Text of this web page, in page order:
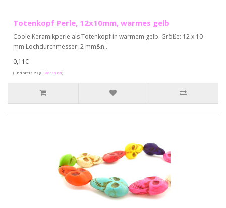
Totenkopf Perle, 12x10mm, warmes gelb
Coole Keramikperle als Totenkopf in warmem gelb. Größe: 12 x 10
mm Lochdurchmesser: 2 mm&n..
0,11€
(Endpreis zzgl.Versand)